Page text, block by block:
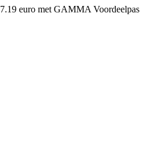
euro met GAMMA Voordeelpas